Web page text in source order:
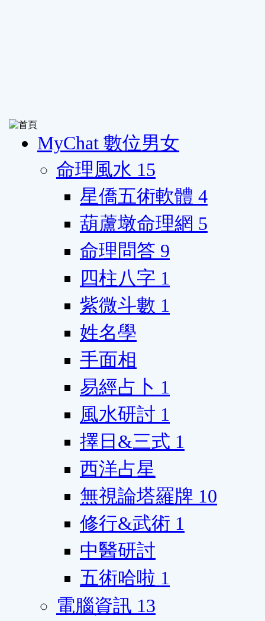
MyChat 數位男女
命理風水 15
星僑五術軟體 4
葫蘆墩命理網 5
命理問答 9
四柱八字 1
紫微斗數 1
姓名學
手面相
易經占卜 1
風水研討 1
擇日&三式 1
西洋占星
無視論塔羅牌 10
修行&武術 1
中醫研討
五術哈啦 1
電腦資訊 13